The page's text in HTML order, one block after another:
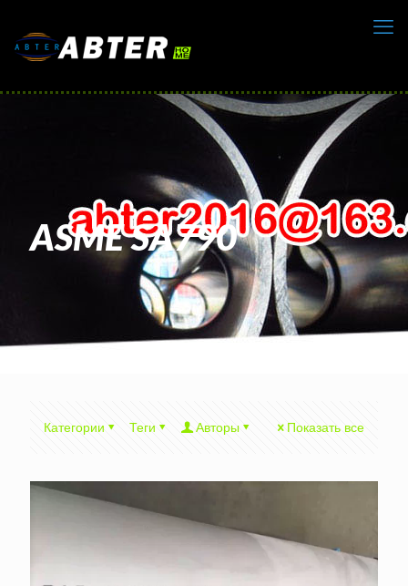
ASME SA790
Категории Теги Авторы Показать все